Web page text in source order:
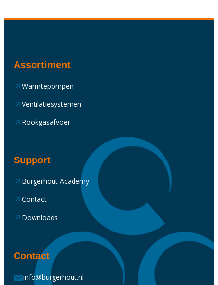
Assortiment
Warmtepompen
Ventilatiesystemen
Rookgasafvoer
Support
Burgerhout Academy
Contact
Downloads
Contact
info@burgerhout.nl